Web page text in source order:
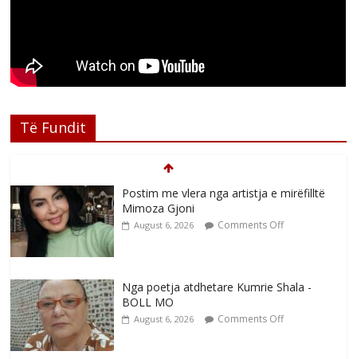
Të Fundit
Postim me vlera nga artistja e mirëfilltë
Mimoza Gjoni
August 6, 2026 Comments Off
BOLL MO
August 6, 2026